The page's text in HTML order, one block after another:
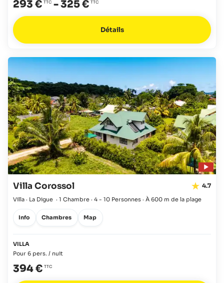
293 € -325 €
Détails
Villa Corossol 4.7
Villa · La Digue · 1 Chambre · 4 - 10 Personnes · À 600 m de la plage
Info Chambres Map
VILLA
Pour 6 pers. / nuit
394 €